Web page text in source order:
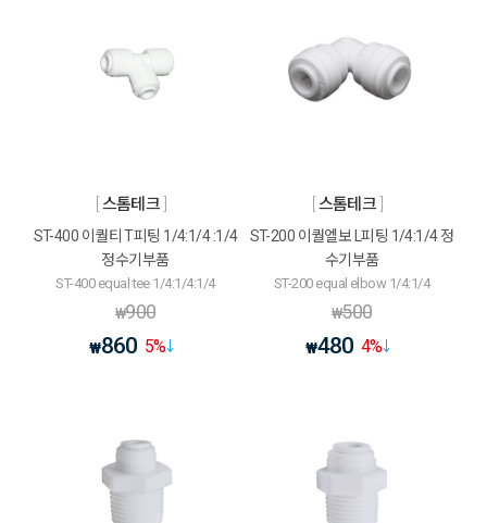
스톰테크
ST-400 이퀄티 T피팅 1/4:1/4 :1/4
정수기부품
ST-400 equal tee 1/4:1/4:1/4
₩900
₩860 5%
스톰테크
ST-200 이퀄엘보 L피팅 1/4:1/4 정
수기부품
ST-200 equal elbow 1/4:1/4
₩500
₩480 4%